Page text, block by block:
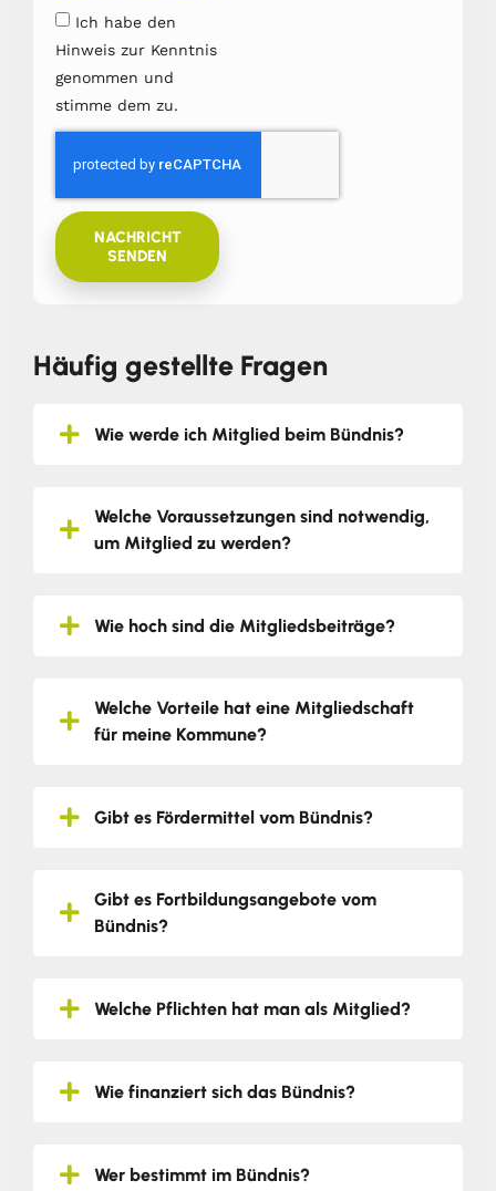
Ich habe den
Hinweis zur Kenntnis
genommen und
stimme dem zu.
NACHRICHT
SENDEN
Häufig gestellte Fragen
Wie werde ich Mitglied beim Bündnis?
Welche Voraussetzungen sind notwendig,
um Mitglied zu werden?
Wie hoch sind die Mitgliedsbeiträge?
Welche Vorteile hat eine Mitgliedschaft
für meine Kommune?
Gibt es Fördermittel vom Bündnis?
Gibt es Fortbildungsangebote vom
Bündnis?
Welche Pflichten hat man als Mitglied?
Wie finanziert sich das Bündnis?
Wer bestimmt im Bündnis?